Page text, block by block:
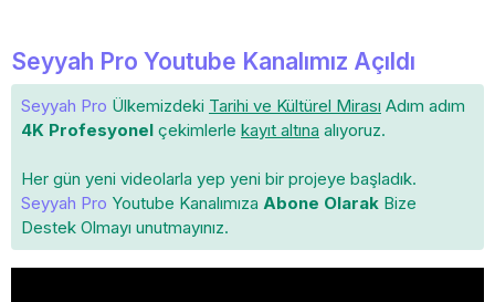
Seyyah Pro Youtube Kanalımız Açıldı
Seyyah Pro Ülkemizdeki Tarihi ve Kültürel Mirası Adım adım
4K Profesyonel çekimlerle kayıt altına alıyoruz.
Her gün yeni videolarla yep yeni bir projeye başladık.
Seyyah Pro Youtube Kanalımıza Abone Olarak Bize
Destek Olmayı unutmayınız.